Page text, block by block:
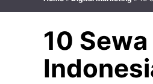
10